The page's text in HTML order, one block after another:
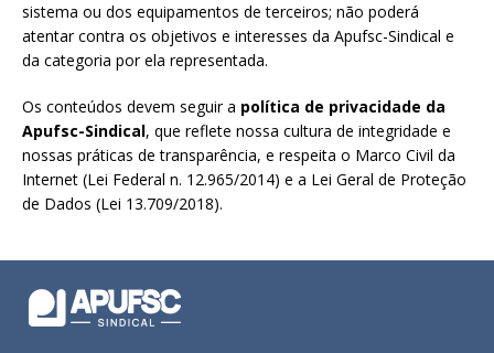
sistema ou dos equipamentos de terceiros; não poderá
atentar contra os objetivos e interesses da Apufsc-Sindical e
da categoria por ela representada.
Os conteúdos devem seguir a política de privacidade da
Apufsc-Sindical, que reflete nossa cultura de integridade e
nossas práticas de transparência, e respeita o Marco Civil da
Internet (Lei Federal n. 12.965/2014) e a Lei Geral de Proteção
de Dados (Lei 13.709/2018).